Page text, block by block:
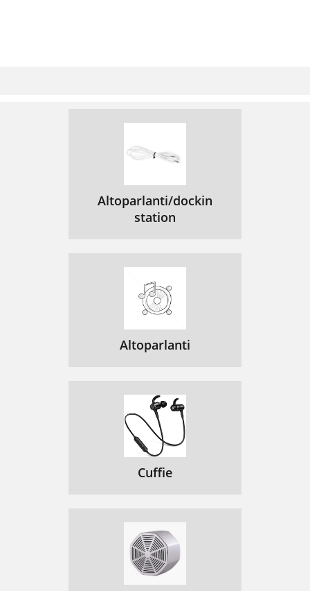
Altoparlanti/dockin
station
Altoparlanti
Cuffie